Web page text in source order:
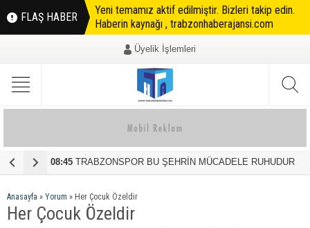
FLAŞ HABER
Yeni temamız aktif edilmiştir. Bizleri takip edin.
Haberin kaynağı , trabzonhaberajansi.com
Üyelik İşlemleri
08:45 TRABZONSPOR BU ŞEHRİN MÜCADELE RUHUDUR
Anasayfa » Yorum » Her Çocuk Özeldir
Her Çocuk Özeldir